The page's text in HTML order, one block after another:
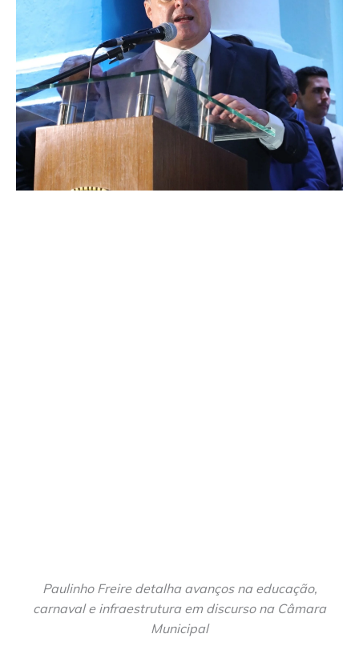
Paulinho Freire detalha avanços na educação,
carnaval e infraestrutura em discurso na Câmara
Municipal